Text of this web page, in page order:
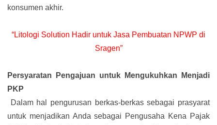
konsumen akhir.
“Litologi Solution Hadir untuk Jasa Pembuatan NPWP di
Sragen”
Persyaratan Pengajuan untuk Mengukuhkan Menjadi
PKP
Dalam hal pengurusan berkas-berkas sebagai prasyarat
untuk menjadikan Anda sebagai Pengusaha Kena Pajak